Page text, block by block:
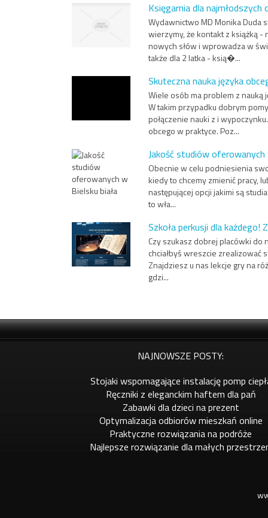
Księgarnia dla
Wydawnictwo MD Monika Duda
wierzymy, że kontakt z książką -
nowych słów i wprowadza w
także dla 2 latka - ksią�...
Skuteczna nauka języka
Wiele osób ma problem z nauką
W takim przypadku dobrym
połączenie nauki z i
obcego w praktyce. Poz...
Jakość studiów oferowanych
Obecnie w celu podniesienia
kiedy to chcemy zmienić pracy,
następującej opcji jakimi są
to wła...
Szkoła perkusji dla każdego!
Czy szukasz dobrej placówki do
chciałbyś wreszcie zrealizować
Znajdziesz u nas lekcje gry na
gdzi...
NAJNOWSZE POSTY:
Stojaki wspomagające instalację pomp
Ręczniki z eleganckim haftem dla pań
Zabawki dla dzieci na prezent
Optymalizacja odbiorów mieszkań online
Praktyczne rozwiązania na podróże
Najlepsze rozwiązanie dla małych